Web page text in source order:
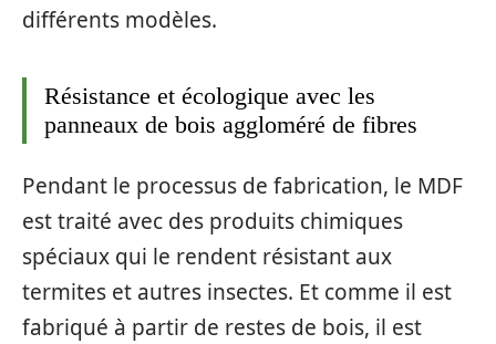
différents modèles.
Résistance et écologique avec les
panneaux de bois aggloméré de fibres
Pendant le processus de fabrication, le MDF
est traité avec des produits chimiques
spéciaux qui le rendent résistant aux
termites et autres insectes. Et comme il est
fabriqué à partir de restes de bois, il est